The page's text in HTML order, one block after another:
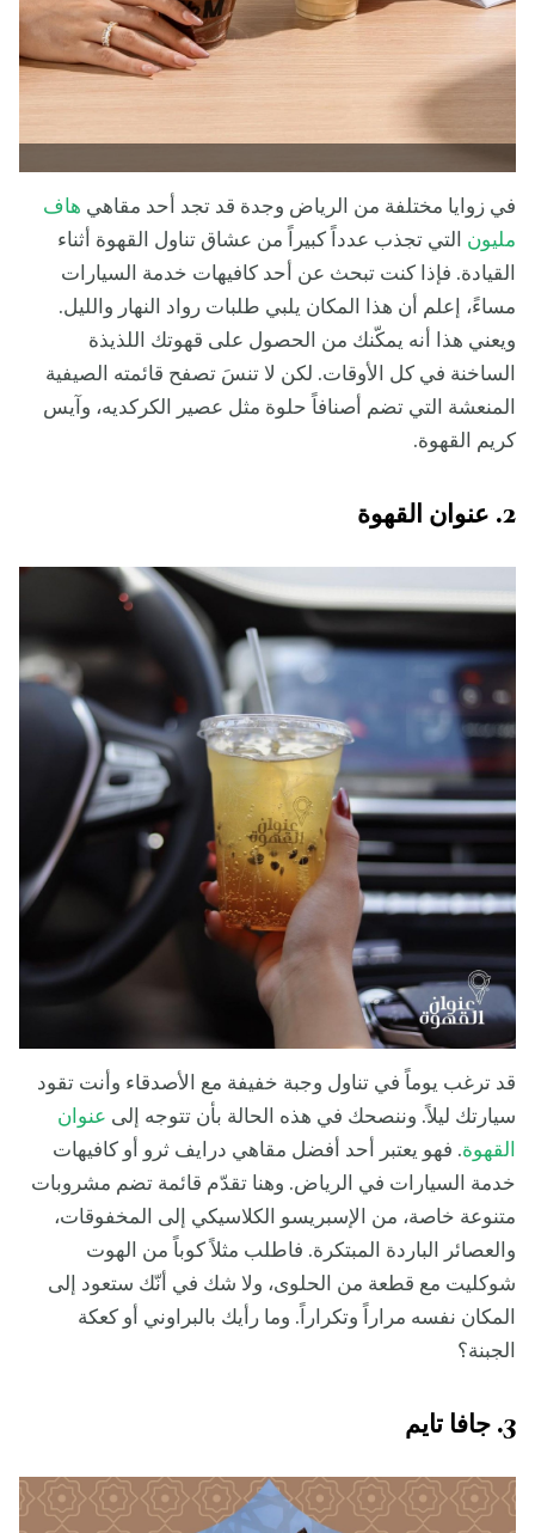
في زوايا مختلفة من الرياض وجدة قد تجد أحد مقاهي هاف
مليون
التي تجذب عدداً كبيراً من عشاق تناول القهوة أثناء
القيادة. فإذا كنت تبحث عن أحد كافيهات خدمة السيارات
مساءً، إعلم أن هذا المكان يلبي طلبات رواد النهار والليل.
ويعني هذا أنه يمكّنك من الحصول على قهوتك اللذيذة
الساخنة في كل الأوقات. لكن لا تنسَ تصفح قائمته الصيفية
المنعشة التي تضم أصنافاً حلوة مثل عصير الكركديه، وآيس
كريم القهوة.
2. عنوان القهوة
قد ترغب يوماً في تناول وجبة خفيفة مع الأصدقاء وأنت تقود
سيارتك ليلاً. وننصحك في هذه الحالة بأن تتوجه إلى عنوان
القهوة. فهو يعتبر أحد أفضل مقاهي درايف ثرو أو كافيهات
خدمة السيارات في الرياض. وهنا تقدّم قائمة تضم مشروبات
متنوعة خاصة، من الإسبريسو الكلاسيكي إلى المخفوقات،
والعصائر الباردة المبتكرة. فاطلب مثلاً كوباً من الهوت
شوكليت مع قطعة من الحلوى، ولا شك في أنّك ستعود إلى
المكان نفسه مراراً وتكراراً. وما رأيك بالبراوني أو كعكة
الجبنة؟
3. جافا تايم